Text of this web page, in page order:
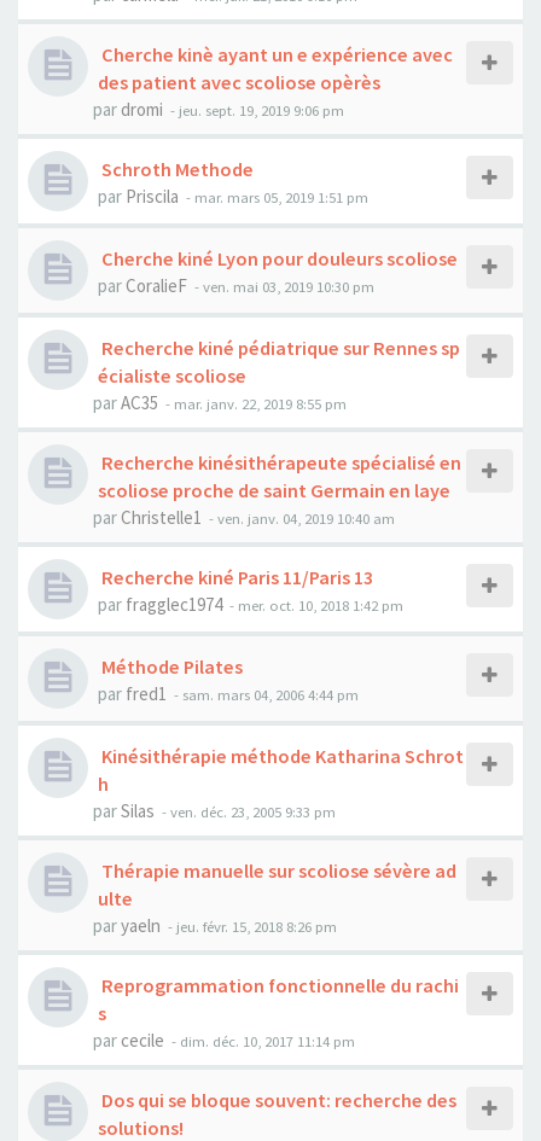
Cherche kinè ayant un e expérience avec
des patient avec scoliose opèrès
par dromi - jeu. sept. 19, 2019 9:06 pm
Schroth Methode
par Priscila - mar. mars 05, 2019 1:51 pm
Cherche kiné Lyon pour douleurs scoliose
par CoralieF - ven. mai 03, 2019 10:30 pm
Recherche kiné pédiatrique sur Rennes sp
écialiste scoliose
parAC35 - mar. janv. 22, 2019 8:55 pm
Recherche kinésithérapeute spécialisé en
scoliose proche de saint Germain en laye
par Christelle1 - ven. janv. 04, 2019 10:40 am
Recherche kiné Paris 11/Paris 13
par fragglec1974 - mer. oct. 10, 2018 1:42 pm
Méthode Pilates
par fred1 - sam. mars 04, 2006 4:44 pm
Kinésithérapie méthode Katharina Schrot
h
parSilas - ven. déc. 23, 2005 9:33 pm
Thérapie manuelle sur scoliose sévère ad
ulte
paryaeln - jeu. févr. 15, 2018 8:26 pm
Reprogrammation fonctionnelle du rachi
s
par cecile - dim. déc. 10, 2017 11:14 pm
Dos qui se bloque souvent: recherche des
solutions!